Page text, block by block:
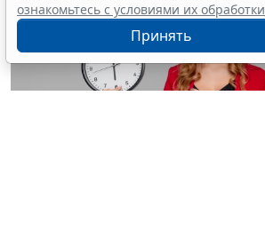
ознакомьтесь с условиями их обработки
Принять